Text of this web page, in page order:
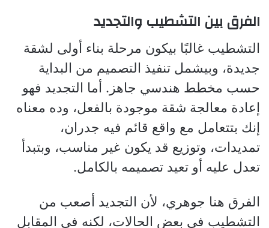
الفرق بين التشطيب والتجديد
التشطيب غالبًا بيكون مرحلة بناء أولى لشقة
جديدة، وبيشمل تنفيذ التصميم من البداية
حسب مخطط هندسي جاهز. أما التجديد فهو
إعادة معالجة شقة موجودة بالفعل، وده معناه
إنك بتتعامل مع واقع قائم فيه جدران،
تمديدات، وتوزيع قد يكون غير مناسب، وبتبدأ
تعدل عليه أو تعيد تصميمه بالكامل.
الفرق هنا جوهري، لأن التجديد أصعب من
التشطيب في بعض الحالات، لكنه في المقابل